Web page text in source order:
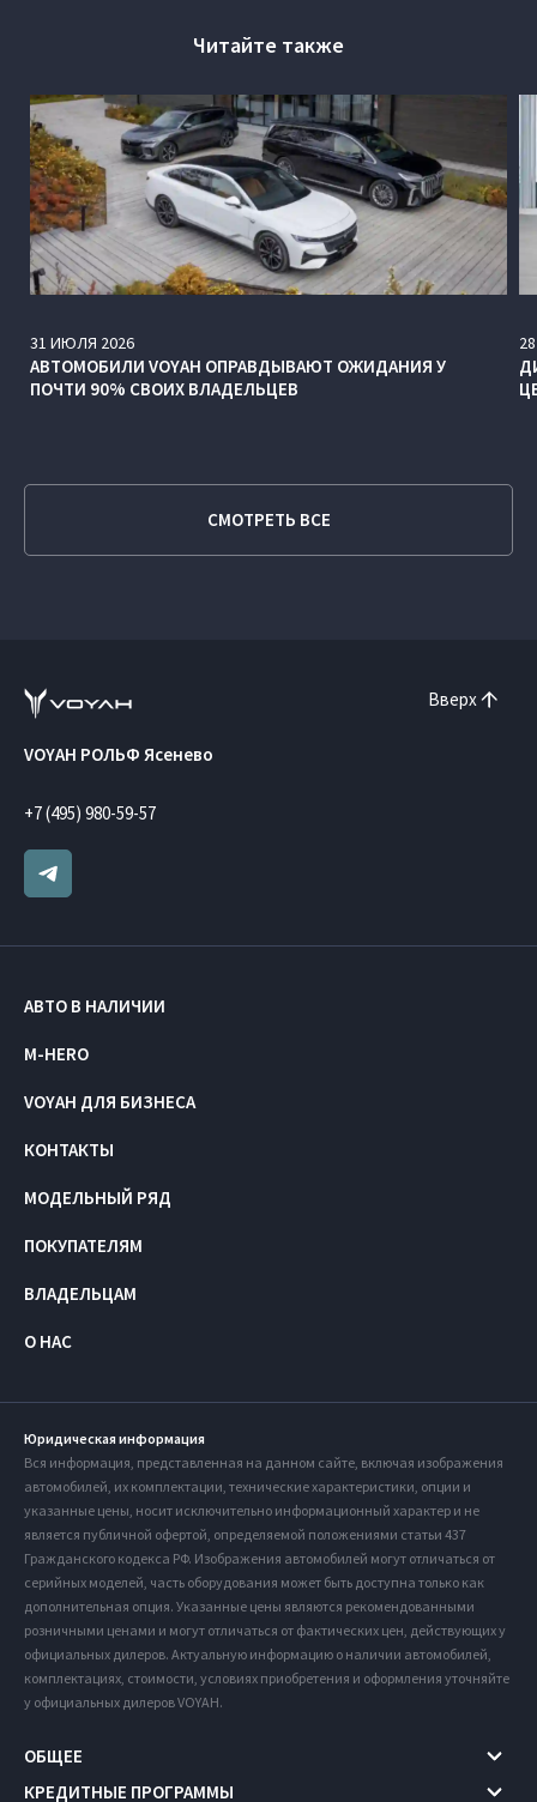
Читайте также
31 ИЮЛЯ 2026
АВТОМОБИЛИ VOYAH ОПРАВДЫВАЮТ ОЖИДАНИЯ У
ПОЧТИ 90% СВОИХ ВЛАДЕЛЬЦЕВ
28
СМОТРЕТЬ ВСЕ
Вверх
VOYAH РОЛЬФ Ясенево
+7 (495) 980-59-57
АВТО В НАЛИЧИИ
M-HERO
VOYAH ДЛЯ БИЗНЕСА
КОНТАКТЫ
МОДЕЛЬНЫЙ РЯД
ПОКУПАТЕЛЯМ
ВЛАДЕЛЬЦАМ
О НАС
Юридическая информация
Вся информация, представленная на данном сайте, включая изображения
автомобилей, их комплектации, технические характеристики, опции и
указанные цены, носит исключительно информационный характер и не
является публичной офертой, определяемой положениями статьи 437
Гражданского кодекса РФ. Изображения автомобилей могут отличаться от
серийных моделей, часть оборудования может быть доступна только как
дополнительная опция. Указанные цены являются рекомендованными
розничными ценами и могут отличаться от фактических цен, действующих у
официальных дилеров. Актуальную информацию о наличии автомобилей,
комплектациях, стоимости, условиях приобретения и оформления уточняйте
у официальных дилеров VOYAH.
ОБЩЕЕ
КРЕДИТНЫЕ ПРОГРАММЫ